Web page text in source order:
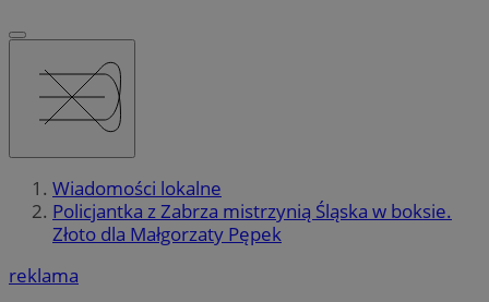
Wiadomości lokalne
Policjantka z Zabrza mistrzynią Śląska w boksie.
Złoto dla Małgorzaty Pępek
reklama